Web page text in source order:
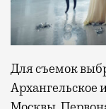
Для съемок
Архангельское